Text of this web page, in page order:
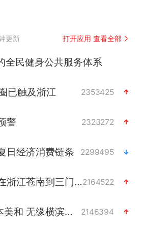
更新 打开应用 查看全部
全民健身公共服务体系
已触及浙江 2353425
警 2323272
日经济消费链条 2299495
白海豚预计将在浙江苍南到三门一带登陆2164522
王艺迪2-4张本美和 无缘横滨赛决赛 2146394